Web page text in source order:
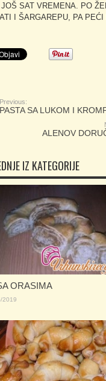
JOŠ SAT VREMENA. PO
I ŠARGAREPU, PA
Previous:
PASTA SA LUKOM I
ALENOV
IZ KATEGORIJE
ORASIMA
2019